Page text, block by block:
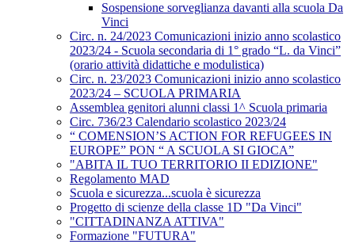
Sospensione sorveglianza davanti alla scuola Da
Vinci
Circ. n. 24/2023 Comunicazioni inizio anno scolastico
2023/24 - Scuola secondaria di 1° grado “L. da Vinci”
(orario attività didattiche e modulistica)
Circ. n. 23/2023 Comunicazioni inizio anno scolastico
2023/24 – SCUOLA PRIMARIA
Assemblea genitori alunni classi 1^ Scuola primaria
Circ. 736/23 Calendario scolastico 2023/24
“ COMENSION’S ACTION FOR REFUGEES IN
EUROPE” PON “ A SCUOLA SI GIOCA”
"ABITA IL TUO TERRITORIO II EDIZIONE"
Regolamento MAD
Scuola e sicurezza...scuola è sicurezza
Progetto di scienze della classe 1D "Da Vinci"
"CITTADINANZA ATTIVA"
Formazione "FUTURA"